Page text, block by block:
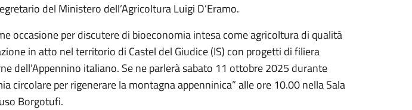
del Ministero dell’Agricoltura Luigi D’Eramo.
occasione per discutere di bioeconomia intesa come agricoltura di qualità
in atto nel territorio di Castel del Giudice (IS) con progetti di filiera
dell’Appennino italiano. Se ne parlerà sabato 11 ottobre 2025 durante
circolare per rigenerare la montagna appenninica” alle ore 10.00 nella Sala
Borgotufi.